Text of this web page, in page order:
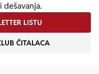
dešavanja.
LISTU
ČITALACA